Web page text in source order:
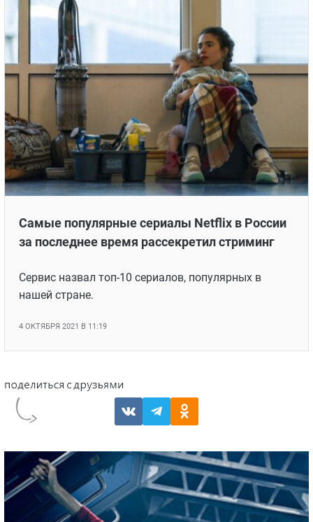
Самые популярные сериалы Netflix в России
за последнее время рассекретил стриминг
Сервис назвал топ-10 сериалов, популярных в
нашей стране.
4 ОКТЯБРЯ 2021 В 11:19